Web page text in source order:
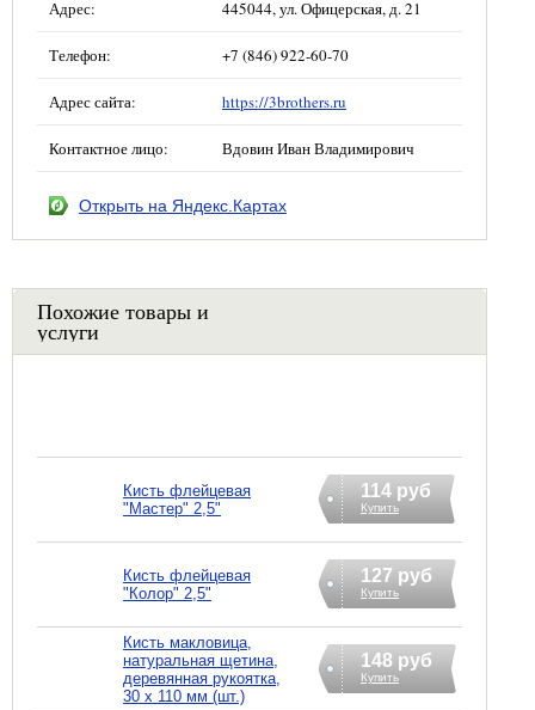
Адрес: 445044, ул. Офицерская, д. 21
Телефон: +7 (846) 922-60-70
Адрес сайта: https://3brothers.ru
Контактное лицо: Вдовин Иван Владимирович
Открыть на Яндекс.Картах
Похожие товары и
услуги
Кисть флейцевая
"Мастер" 2,5"
114 руб
Купить
Кисть флейцевая
"Колор" 2,5"
127 руб
Купить
Кисть макловица,
натуральная щетина,
деревянная рукоятка,
30 х 110 мм (шт.)
148 руб
Купить